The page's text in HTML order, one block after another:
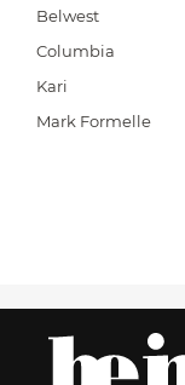
Belwest
Columbia
Kari
Mark Formelle